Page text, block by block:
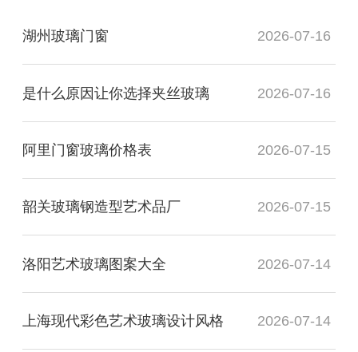
湖州玻璃门窗 2026-07-16
是什么原因让你选择夹丝玻璃 2026-07-16
阿里门窗玻璃价格表 2026-07-15
韶关玻璃钢造型艺术品厂 2026-07-15
洛阳艺术玻璃图案大全 2026-07-14
上海现代彩色艺术玻璃设计风格 2026-07-14